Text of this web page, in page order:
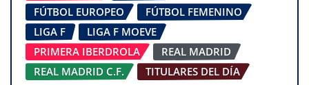
FÚTBOL EUROPEO
FÚTBOL FEMENINO
LIGA F
LIGA F MOEVE
PRIMERA IBERDROLA
REAL MADRID
REAL MADRID C.F.
TITULARES DEL DÍA